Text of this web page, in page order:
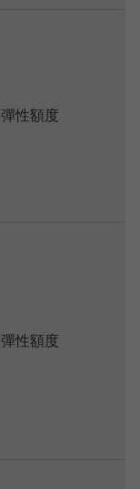
彈性額度
彈性額度